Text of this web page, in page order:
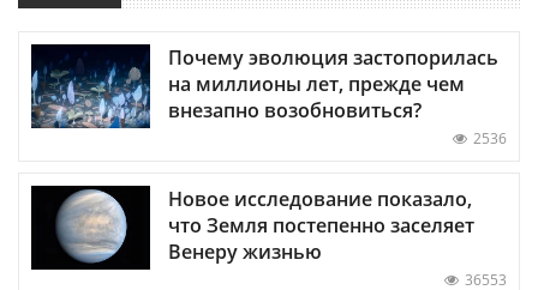
Почему эволюция застопорилась
на миллионы лет, прежде чем
внезапно возобновиться?
2536
Новое исследование показало,
что Земля постепенно заселяет
Венеру жизнью
36553